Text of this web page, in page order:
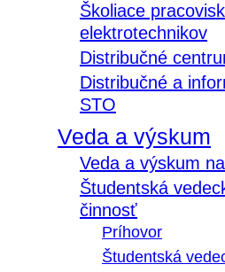
Školiace
elektrotechnikov
Distribučné
Distribučné a
STO
Veda a výskum
Veda a výskum
Študentská
činnosť
Príhovor
Študentská